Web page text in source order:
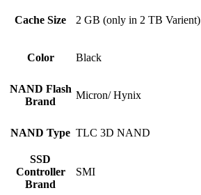
Cache Size 2 GB (only in 2 TB Varient)
Color Black
NAND Flash
Brand
Micron/ Hynix
NAND Type TLC 3D NAND
SSD
Controller
Brand
SMI